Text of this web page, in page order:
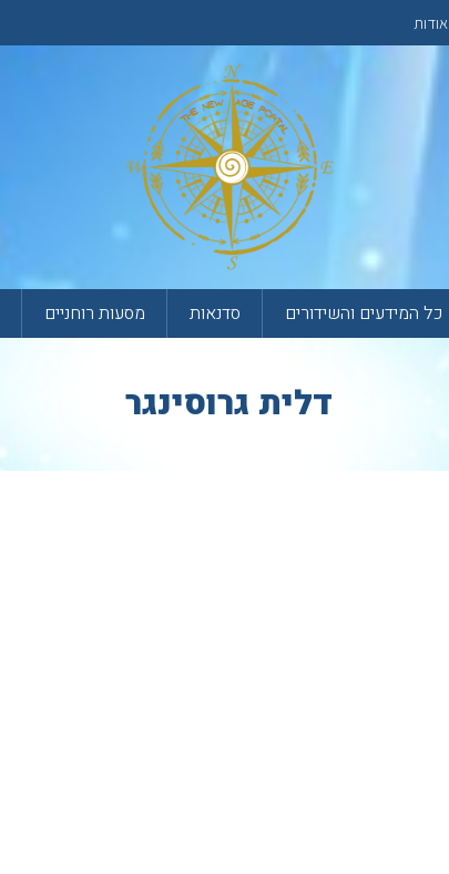
אודות
כל המידעים והשידורים סדנאות מסעות רוחניים
דלית גרוסינגר